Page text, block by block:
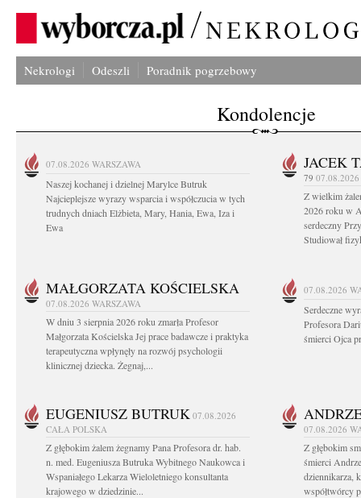
Nekrologi Odeszli Poradnik pogrzebowy
Kondolencje
07.08.2026 WARSZAWA
Naszej kochanej i dzielnej Marylce Butruk
Najcieplejsze wyrazy wsparcia i współczucia w tych
trudnych dniach Elżbieta, Mary, Hania, Ewa, Iza i
Ewa
JACEK
79 07.08.2026
Z wielkim
2026 roku w
serdeczny
Studiował
MAŁGORZATA KOŚCIELSKA
07.08.2026 WARSZAWA
W dniu 3 sierpnia 2026 roku zmarła Profesor
Małgorzata Kościelska Jej prace badawcze i praktyka
terapeutyczna wpłynęły na rozwój psychologii
klinicznej dziecka. Żegnaj,...
07.08.2026
Serdeczne
Profesora
śmierci Ojca
EUGENIUSZ BUTRUK 07.08.2026
CAŁA POLSKA
Z głębokim żalem żegnamy Pana Profesora dr. hab.
n. med. Eugeniusza Butruka Wybitnego Naukowca i
Wspaniałego Lekarza Wieloletniego konsultanta
krajowego w dziedzinie...
07.08.2026
Z głębokim
śmierci
dziennikarza,
współtwórcy